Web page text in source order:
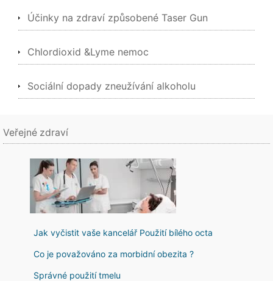
Účinky na zdraví způsobené Taser Gun
Chlordioxid &Lyme nemoc
Sociální dopady zneužívání alkoholu
Veřejné zdraví
Jak vyčistit vaše kancelář Použití bílého octa
Co je považováno za morbidní obezita ?
Správné použití tmelu